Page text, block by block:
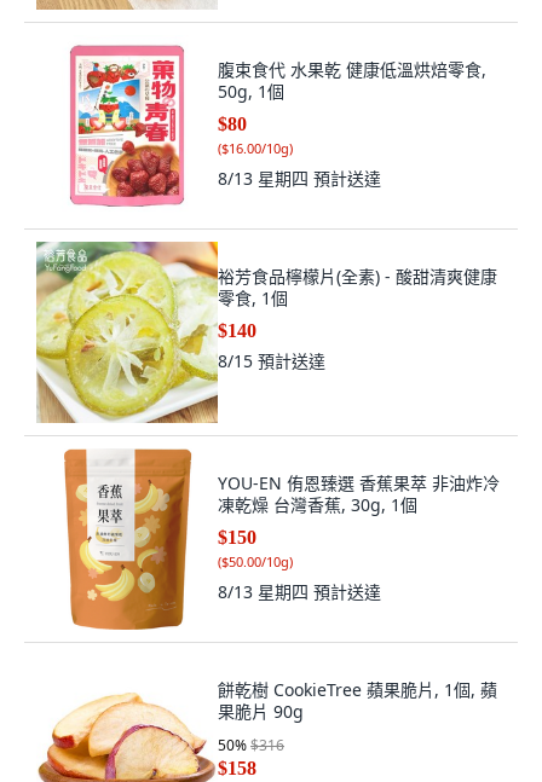
腹束食代 水果乾 健康低溫烘焙零食,
50g, 1個
$80
($16.00/10g)
8/13 星期四 預計送達
裕芳食品檸檬片(全素) - 酸甜清爽健康
零食, 1個
$140
8/15 預計送達
YOU-EN 侑恩臻選 香蕉果萃 非油炸冷
凍乾燥 台灣香蕉, 30g, 1個
$150
($50.00/10g)
8/13 星期四 預計送達
餅乾樹 CookieTree 蘋果脆片, 1個, 蘋
果脆片 90g
50%$316
$158